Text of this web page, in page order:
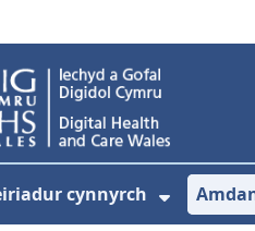
cynnyrch